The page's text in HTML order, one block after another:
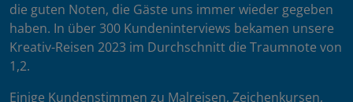
die guten Noten, die Gäste uns immer wieder gegeben
haben. In über 300 Kundeninterviews bekamen unsere
Kreativ-Reisen 2023 im Durchschnitt die Traumnote von
1,2.
Einige Kundenstimmen zu Malreisen, Zeichenkursen,